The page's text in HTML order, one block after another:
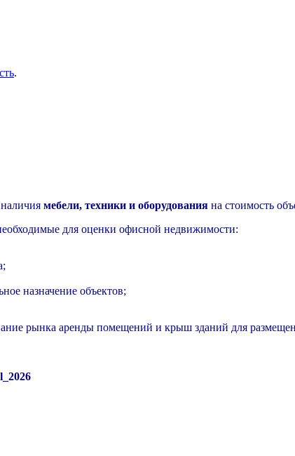
.
мебели, техники и оборудования на стоимость
для оценки офисной недвижимости:
назначение объектов;
рынка аренды помещений и крыш зданий для